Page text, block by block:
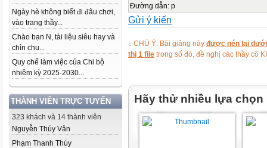
Ngày hè không biết đi đâu chơi,
vào trang thầy...
Chào bạn N, tài liệu siêu hay và
chỉn chu...
Quy chế làm việc của Chi bộ
nhiệm kỳ 2025-2030...
THÀNH VIÊN TRỰC TUYẾN
323 khách và 14 thành viên
Nguyễn Thúy Vân
Phạm Thanh Thúy
Đường dẫn: p
Gửi ý kiến
↓ CHÚ Ý: Bài giảng này được nén lại
thị 1 file trong số đó, đề nghị các thầy cô
Hãy thử nhiều lựa chọn